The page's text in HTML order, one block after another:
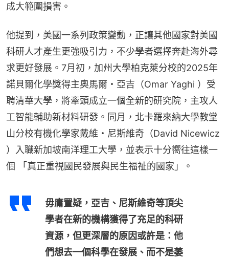
成大範圍損害。
他提到，美國一系列政策變動，正讓其他國家對美國
科研人才產生更強吸引力，不少學者選擇奔赴海外尋
求更好發展。7月初，加州大學柏克萊分校的2025年
諾貝爾化學獎得主奧馬爾・亞吉（Omar Yaghi ）受
聘清華大學，將牽頭成立一個全新的研究院，主攻人
工智能輔助新材料研發。同月，北卡羅來納大學教堂
山分校有機化學家戴維・尼斯維奇（David Nicewicz
）入職新加坡南洋理工大學，並表示十分嚮往這樣一
個 「真正重視國民發展與民生福祉的國家」。
毋庸置疑，亞吉、尼斯維奇等頂尖
學者在新的機構獲得了充足的科研
資源，但更深層的原因或許是：他
們想去一個科學在發展、而不是萎